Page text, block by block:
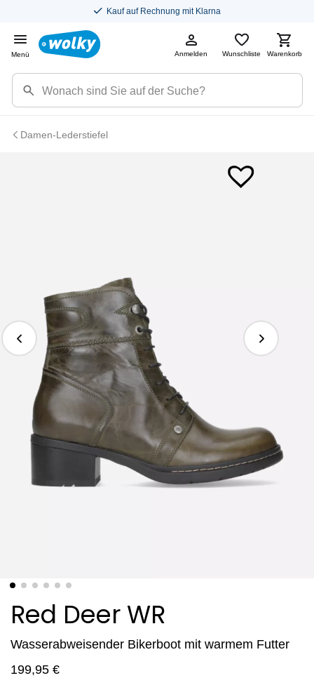
Kauf auf Rechnung mit Klarna
Menü Anmelden Wunschliste Warenkorb
Damen-Lederstiefel
Red Deer WR
Wasserabweisender Bikerboot mit warmem Futter
199,95 €